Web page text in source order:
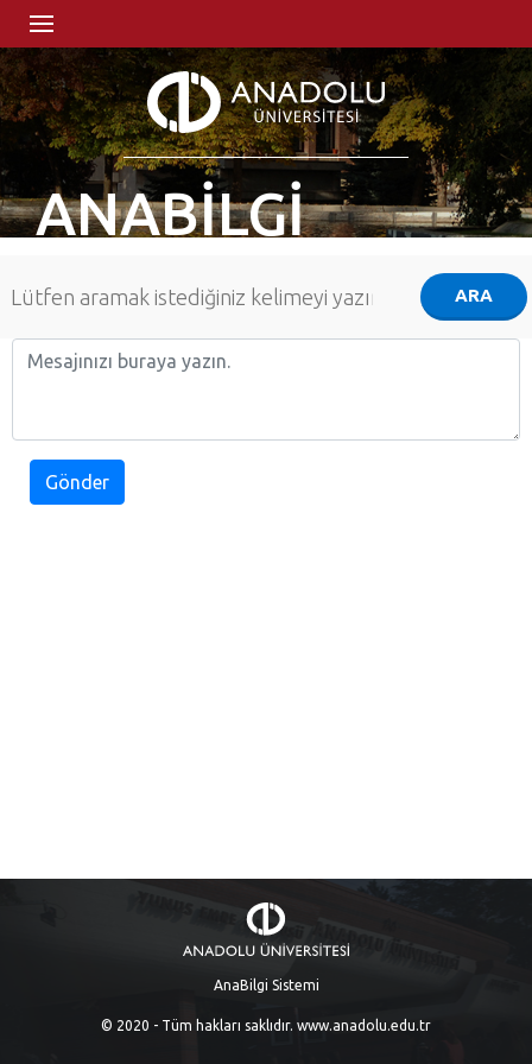
ANABİLGİ
AnaBilgi Sistemi
© 2020 - Tüm hakları saklıdır. www.anadolu.edu.tr